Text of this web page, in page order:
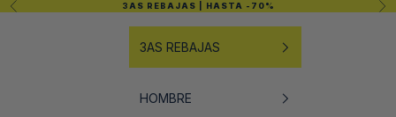
Ir al contenido
Anterior 3AS REBAJAS | HASTA -70%
3AS REBAJAS
HOMBRE